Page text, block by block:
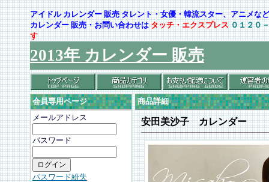
アイドル カレンダー 販売 タレント・女優・韓流スター、アニメ
カレンダー 販売・お問い合わせはタッチ・エクスプレス ０１２０
す
2013年 カレンダー 販売
会員専用ページ
メールアドレス
パスワード
パスワード紛失
商品詳細
安田美沙子 カレンダー